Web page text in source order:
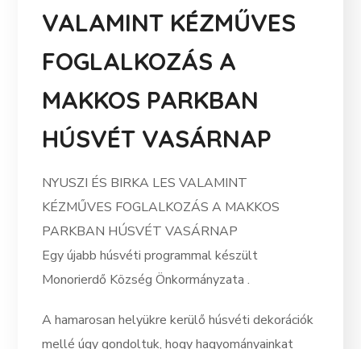
VALAMINT KÉZMŰVES
FOGLALKOZÁS A
MAKKOS PARKBAN
HÚSVÉT VASÁRNAP
NYUSZI ÉS BIRKA LES VALAMINT
KÉZMŰVES FOGLALKOZÁS A MAKKOS
PARKBAN HÚSVÉT VASÁRNAP
Egy újabb húsvéti programmal készült
Monorierdő Község Önkormányzata .
A hamarosan helyükre kerülő húsvéti dekorációk
mellé úgy gondoltuk, hogy hagyományainkat